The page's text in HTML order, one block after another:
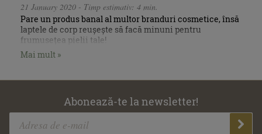
21 January 2020 - Timp estimativ: 4 min.
Pare un produs banal al multor branduri cosmetice, însă
laptele de corp reușește să facă minuni pentru
frumusețea pielii tale!
Mai mult »
Abonează-te la newsletter!